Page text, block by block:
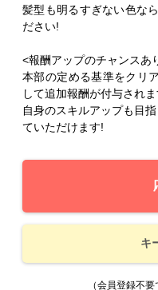
髪型も明るすぎない色な
ださい!
<報酬アップのチャンスあ
本部の定める基準をクリ
して追加報酬が付与されま
自身のスキルアップも目
ていただけます!
キ
（会員登録不